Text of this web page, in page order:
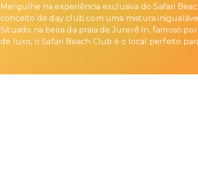
Mergulhe na experiência exclusiva do Safari
conceito de day club com uma mistura
Situado na beira da praia de Jurerê In, famoso
de luxo, o Safari Beach Club é o local perfeito